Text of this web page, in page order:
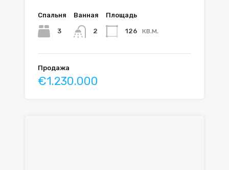
Спальня
3
Ванная
2
Площадь
126 кв.м.
Продажа
€1.230.000